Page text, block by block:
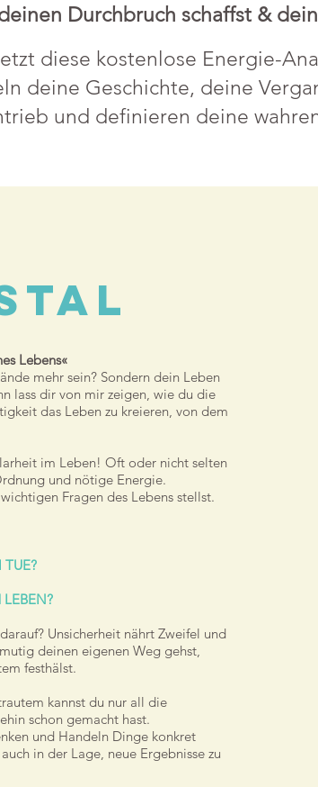
Durchbruch schaffst &
diese kostenlose Energie-
deine Geschichte, deine
und definieren deine
Lebens«
mehr sein? Sondern dein Leben
lass dir von mir zeigen, wie du die
das Leben zu kreieren, von dem
im Leben! Oft oder nicht selten
und nötige Energie.
Fragen des Lebens stellst.
TUE?
Unsicherheit nährt Zweifel und
deinen eigenen Weg gehst,
festhälst.
kannst du nur all die
schon gemacht hast.
und Handeln Dinge konkret
in der Lage, neue Ergebnisse zu